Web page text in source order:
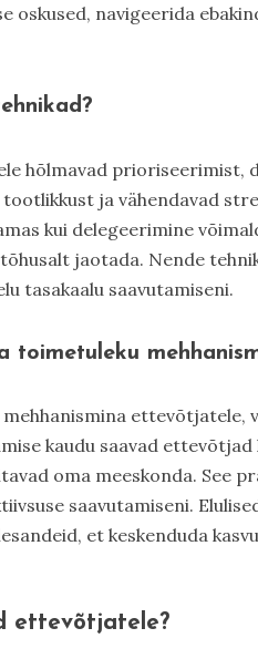
oskused, navigeerida
hõlmavad prioriseerimist,
ja vähendavad
kui delegeerimine
jaotada. Nende
tasakaalu saavutamiseni.
toimetuleku
ettevõtjatele,
kaudu saavad
oma meeskonda. See
saavutamiseni.
et keskenduda
ettevõtjatele?